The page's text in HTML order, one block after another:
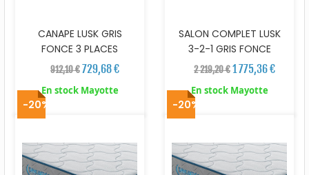
CANAPE LUSK GRIS
FONCE 3 PLACES
912,10 €729,68 €
En stock Mayotte
SALON COMPLET LUSK
3-2-1 GRIS FONCE
2 219,20 €1 775,36 €
En stock Mayotte
-20% -20%